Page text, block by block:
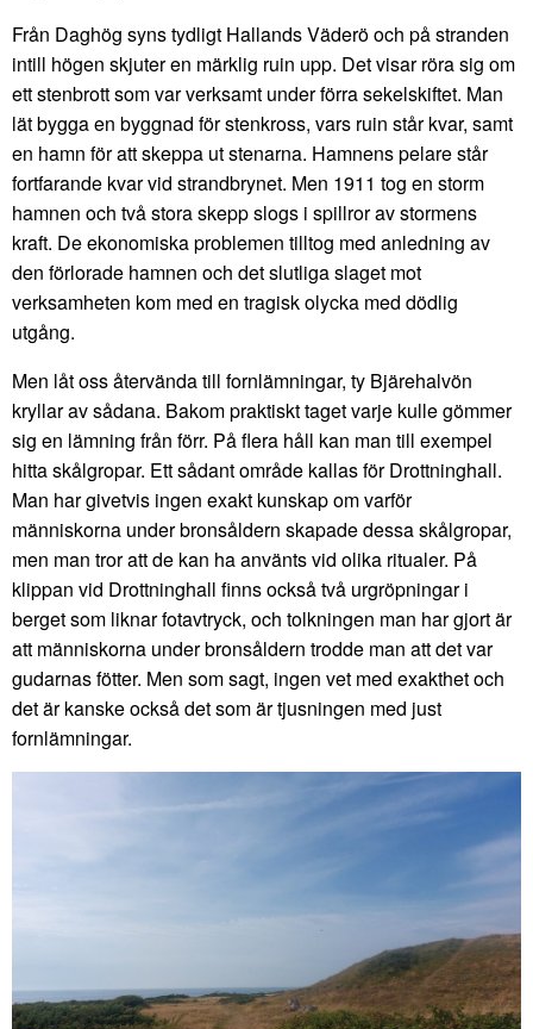
Från Daghög syns tydligt Hallands Väderö och på stranden
intill högen skjuter en märklig ruin upp. Det visar röra sig om
ett stenbrott som var verksamt under förra sekelskiftet. Man
lät bygga en byggnad för stenkross, vars ruin står kvar, samt
en hamn för att skeppa ut stenarna. Hamnens pelare står
fortfarande kvar vid strandbrynet. Men 1911 tog en storm
hamnen och två stora skepp slogs i spillror av stormens
kraft. De ekonomiska problemen tilltog med anledning av
den förlorade hamnen och det slutliga slaget mot
verksamheten kom med en tragisk olycka med dödlig
utgång.
Men låt oss återvända till fornlämningar, ty Bjärehalvön
kryllar av sådana. Bakom praktiskt taget varje kulle gömmer
sig en lämning från förr. På flera håll kan man till exempel
hitta skålgropar. Ett sådant område kallas för Drottninghall.
Man har givetvis ingen exakt kunskap om varför
människorna under bronsåldern skapade dessa skålgropar,
men man tror att de kan ha använts vid olika ritualer. På
klippan vid Drottninghall finns också två urgröpningar i
berget som liknar fotavtryck, och tolkningen man har gjort är
att människorna under bronsåldern trodde man att det var
gudarnas fötter. Men som sagt, ingen vet med exakthet och
det är kanske också det som är tjusningen med just
fornlämningar.